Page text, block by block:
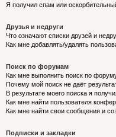
Я получил спам или
Друзья и недруги
Что означают списки друзей и
Как мне добавлять/удалять
Поиск по форумам
Как мне выполнить поиск по
Почему мой поиск не даёт
В результате моего поиска я
Как мне найти пользователя
Как мне найти свои сообщения и
Подписки и закладки